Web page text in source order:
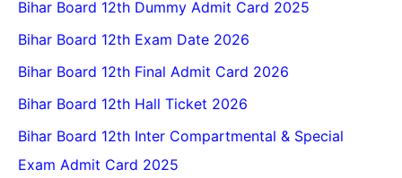
Bihar Board 12th Dummy Admit Card 2025
Bihar Board 12th Exam Date 2026
Bihar Board 12th Final Admit Card 2026
Bihar Board 12th Hall Ticket 2026
Bihar Board 12th Inter Compartmental & Special
Exam Admit Card 2025